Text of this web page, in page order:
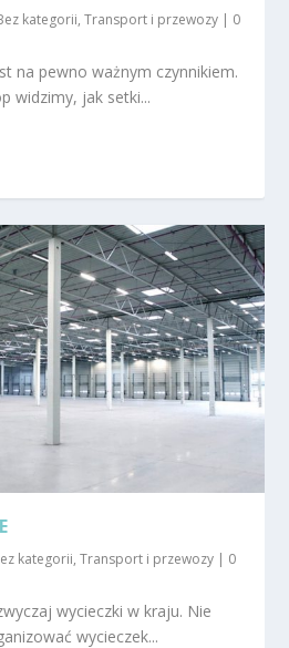
kategorii,Transport i przewozy | 0
na pewno ważnym czynnikiem.
widzimy, jak setki...
kategorii,Transport i przewozy | 0
wycieczki w kraju. Nie
wycieczek...